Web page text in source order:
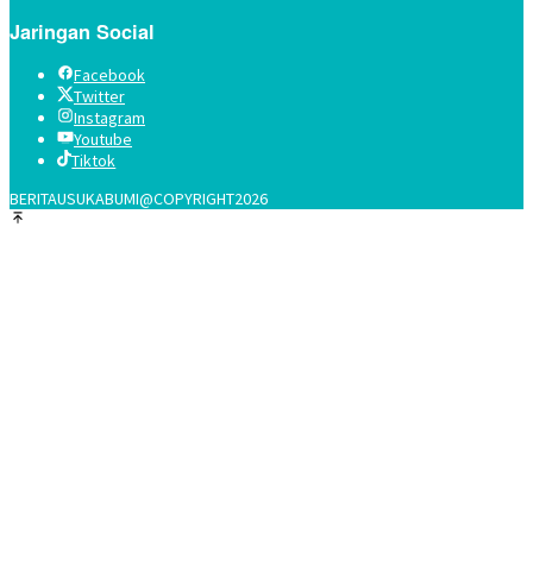
Jaringan Social
Facebook
Twitter
Instagram
Youtube
Tiktok
BERITAUSUKABUMI@COPYRIGHT2026